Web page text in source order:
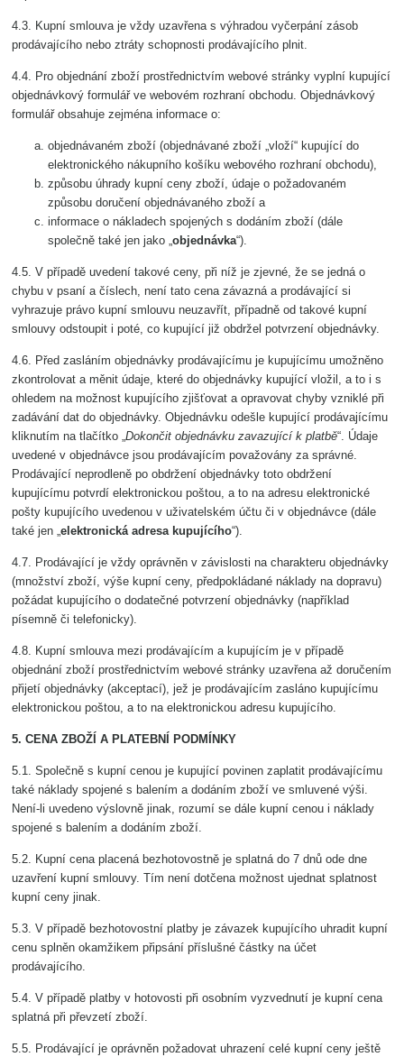
4.3. Kupní smlouva je vždy uzavřena s výhradou vyčerpání zásob
prodávajícího nebo ztráty schopnosti prodávajícího plnit.
4.4. Pro objednání zboží prostřednictvím webové stránky vyplní kupující
objednávkový formulář ve webovém rozhraní obchodu. Objednávkový
formulář obsahuje zejména informace o:
objednávaném zboží (objednávané zboží „vloží“ kupující do
elektronického nákupního košíku webového rozhraní obchodu),
způsobu úhrady kupní ceny zboží, údaje o požadovaném
způsobu doručení objednávaného zboží a
informace o nákladech spojených s dodáním zboží (dále
společně také jen jako „objednávka“).
4.5. V případě uvedení takové ceny, při níž je zjevné, že se jedná o
chybu v psaní a číslech, není tato cena závazná a prodávající si
vyhrazuje právo kupní smlouvu neuzavřít, případně od takové kupní
smlouvy odstoupit i poté, co kupující již obdržel potvrzení objednávky.
4.6. Před zasláním objednávky prodávajícímu je kupujícímu umožněno
zkontrolovat a měnit údaje, které do objednávky kupující vložil, a to i s
ohledem na možnost kupujícího zjišťovat a opravovat chyby vzniklé při
zadávání dat do objednávky. Objednávku odešle kupující prodávajícímu
kliknutím na tlačítko „Dokončit objednávku zavazující k platbě“. Údaje
uvedené v objednávce jsou prodávajícím považovány za správné.
Prodávající neprodleně po obdržení objednávky toto obdržení
kupujícímu potvrdí elektronickou poštou, a to na adresu elektronické
pošty kupujícího uvedenou v uživatelském účtu či v objednávce (dále
také jen „elektronická adresa kupujícího“).
4.7. Prodávající je vždy oprávněn v závislosti na charakteru objednávky
(množství zboží, výše kupní ceny, předpokládané náklady na dopravu)
požádat kupujícího o dodatečné potvrzení objednávky (například
písemně či telefonicky).
4.8. Kupní smlouva mezi prodávajícím a kupujícím je v případě
objednání zboží prostřednictvím webové stránky uzavřena až doručením
přijetí objednávky (akceptací), jež je prodávajícím zasláno kupujícímu
elektronickou poštou, a to na elektronickou adresu kupujícího.
5. CENA ZBOŽÍ A PLATEBNÍ PODMÍNKY
5.1. Společně s kupní cenou je kupující povinen zaplatit prodávajícímu
také náklady spojené s balením a dodáním zboží ve smluvené výši.
Není-li uvedeno výslovně jinak, rozumí se dále kupní cenou i náklady
spojené s balením a dodáním zboží.
5.2. Kupní cena placená bezhotovostně je splatná do 7 dnů ode dne
uzavření kupní smlouvy. Tím není dotčena možnost ujednat splatnost
kupní ceny jinak.
5.3. V případě bezhotovostní platby je závazek kupujícího uhradit kupní
cenu splněn okamžikem připsání příslušné částky na účet
prodávajícího.
5.4. V případě platby v hotovosti při osobním vyzvednutí je kupní cena
splatná při převzetí zboží.
5.5. Prodávající je oprávněn požadovat uhrazení celé kupní ceny ještě